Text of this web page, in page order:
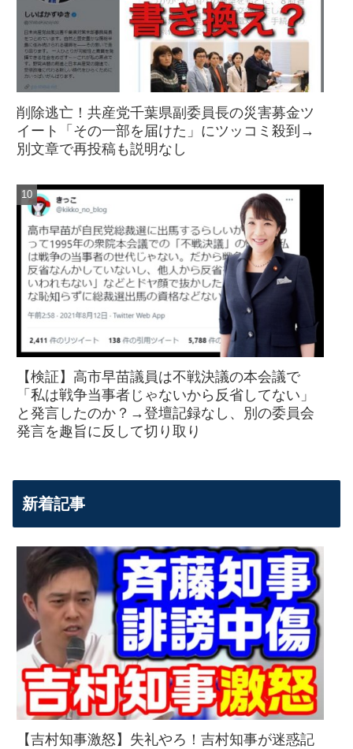
削除逃亡！共産党千葉県副委員長の災害募金ツ
イート「その一部を届けた」にツッコミ殺到→
別文章で再投稿も説明なし
【検証】高市早苗議員は不戦決議の本会議で
「私は戦争当事者じゃないから反省してない」
と発言したのか？→登壇記録なし、別の委員会
発言を趣旨に反して切り取り
新着記事
【吉村知事激怒】失礼やろ！吉村知事が迷惑記